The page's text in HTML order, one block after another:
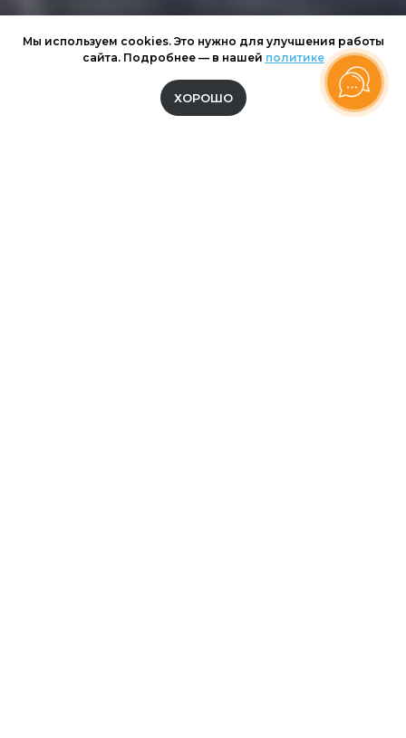
Мы используем cookies. Это нужно для улучшения работы
сайта. Подробнее — в нашей политике
ХОРОШО